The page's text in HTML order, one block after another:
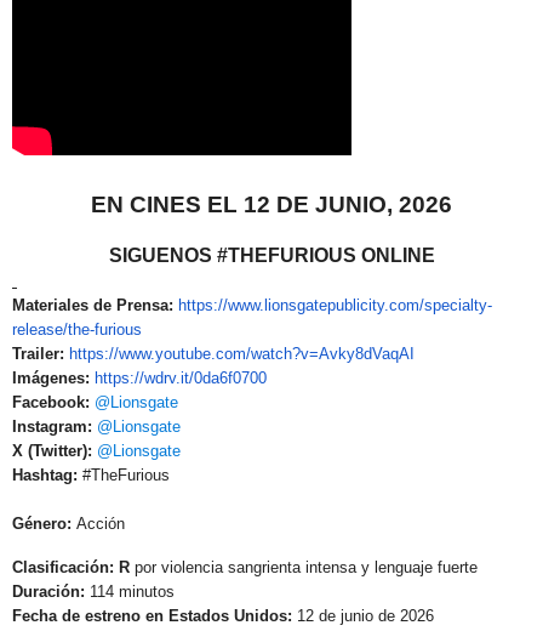
EN CINES EL 12 DE JUNIO, 2026
SIGUENOS #THEFURIOUS ONLINE
Materiales de Prensa: https://www. lionsgatepublicity.com/specialty-
release/the-furious
Trailer: https://www.youtube.com/watch?v=Avky8dVaqAI
Imágenes: https://wdrv.it/0da6f0700
Facebook: @Lionsgate
Instagram: @Lionsgate
X (Twitter): @Lionsgate
Hashtag: #TheFurious
Género: Acción
Clasificación: R por violencia sangrienta intensa y lenguaje fuerte
Duración: 114 minutos
Fecha de estreno en Estados Unidos: 12 de junio de 2026